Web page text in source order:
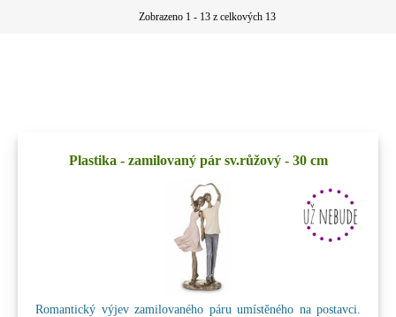
Zobrazeno 1 - 13 z celkových 13
Plastika - zamilovaný pár sv.růžový - 30 cm
Romantický výjev zamilovaného páru umístěného na postavci.